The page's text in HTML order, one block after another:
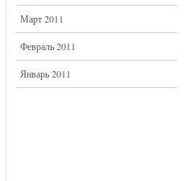
Март 2011
Февраль 2011
Январь 2011